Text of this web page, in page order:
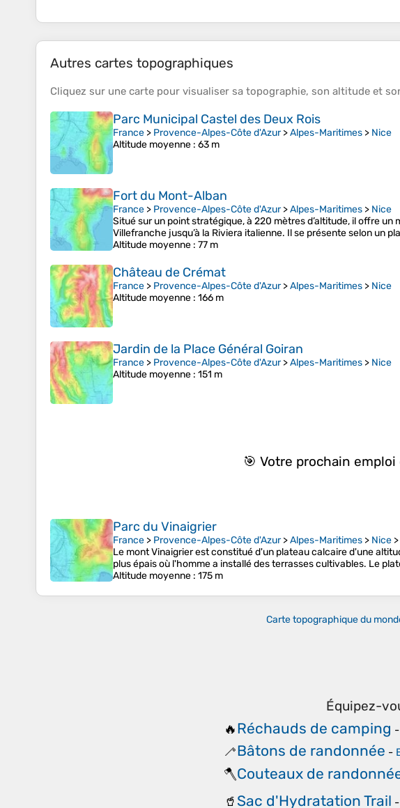
Autres cartes topographiques
Cliquez sur une carte pour visualiser sa topographie, son altitude et
Parc Municipal Castel des Deux Rois
France > Provence-Alpes-Côte d'Azur>Alpes-Maritimes > Nice
Altitude moyenne : 63 m
Fort du Mont-Alban
France > Provence-Alpes-Côte d'Azur>Alpes-Maritimes > Nice
Situé sur un point stratégique, à 220 mètres d’altitude, il offre un
Villefranche jusqu’à la Riviera italienne. Il se présente selon un
Altitude moyenne : 77 m
Château de Crémat
France > Provence-Alpes-Côte d'Azur>Alpes-Maritimes > Nice
Altitude moyenne : 166 m
Jardin de la Place Général Goiran
France > Provence-Alpes-Côte d'Azur>Alpes-Maritimes > Nice
Altitude moyenne : 151 m
🎯 Votre prochain
Parc du Vinaigrier
France > Provence-Alpes-Côte d'Azur>Alpes-Maritimes > Nice >
Le mont Vinaigrier est constitué d'un plateau calcaire d'une
plus épais où l'homme a installé des terrasses cultivables. Le
Altitude moyenne : 175 m
Carte topographique du
Équipez-
🔥Réchauds de camping -
🦯Bâtons de randonnée -
🪓Couteaux de
🥤 Sac d'Hydratation Trail -